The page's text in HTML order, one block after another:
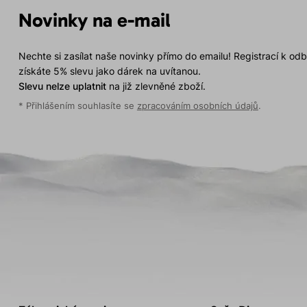
Novinky na e-mail
Nechte si zasílat naše novinky přímo do emailu! Registrací k
získáte 5% slevu jako dárek na uvítanou.
Slevu nelze uplatnitna již zlevněné zboží.
* Přihlášením souhlasíte se zpracováním osobních údajů.